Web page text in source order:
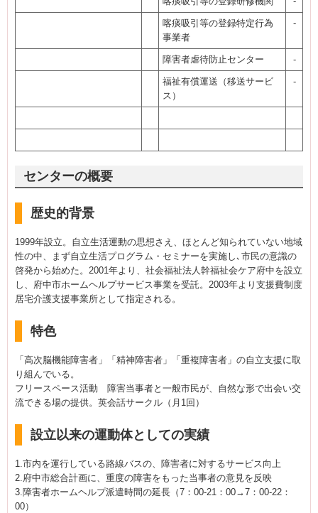
喀痰吸引等の登録特定行為
事業者
-
障害者虐待防止センター -
福祉有償運送（移送サービ
ス）
-
センターの概要
歴史的背景
1999年設立。自立生活運動の思想さえ、ほとんど知られていない地域
性の中、まず自立生活プログラム・セミナーを実施し､市民の意識の
啓発から始めた。2001年より、社会福祉法人幹福祉会ケア府中を設立
し、府中市ホームヘルプサービス事業を受託。2003年より支援費制度
居宅介護支援事業所として指定される。
特色
「高次脳機能障害者」「精神障害者」「重複障害者」の自立支援に取
り組んでいる。
フリースペース活動 障害当事者と一般市民が、自然な形で出会い交
流できる場の提供。英会話サークル（月1回）
設立以来の運動体としての実績
1.市内を運行している路線バスの、障害者に対するサービス向上
2.府中市総合計画に、重度の障害をもった当事者の意見を反映
3.障害者ホームヘルプ派遣時間の延長（7：00-21：00→7：00-22：
00）